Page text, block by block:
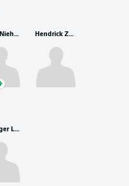
Julian Niehues Hendrick Zuck
Lex-Tyger Lobinger